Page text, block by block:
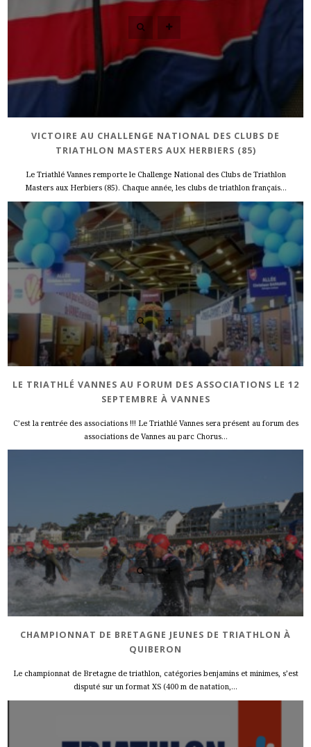
VICTOIRE AU CHALLENGE NATIONAL DES CLUBS DE
TRIATHLON MASTERS AUX HERBIERS (85)
Le Triathlé Vannes remporte le Challenge National des Clubs de Triathlon
Masters aux Herbiers (85). Chaque année, les clubs de triathlon français...
LE TRIATHLÉ VANNES AU FORUM DES ASSOCIATIONS LE 12
SEPTEMBRE À VANNES
C’est la rentrée des associations !!! Le Triathlé Vannes sera présent au forum des
associations de Vannes au parc Chorus...
CHAMPIONNAT DE BRETAGNE JEUNES DE TRIATHLON À
QUIBERON
Le championnat de Bretagne de triathlon, catégories benjamins et minimes, s’est
disputé sur un format XS (400 m de natation,...